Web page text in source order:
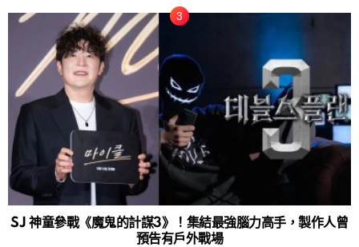
SJ 神童參戰《魔鬼的計謀3》！集結最強腦力高手，製作人曾
預告有戶外戰場